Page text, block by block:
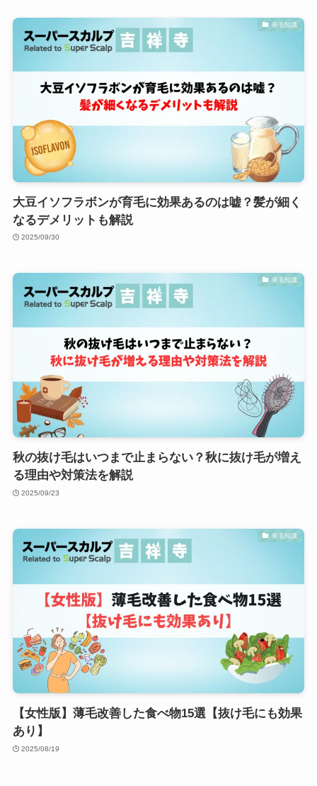
発毛知識
大豆イソフラボンが育毛に効果あるのは嘘？髪が細く
なるデメリットも解説
2025/09/30
発毛知識
秋の抜け毛はいつまで止まらない？秋に抜け毛が増え
る理由や対策法を解説
2025/09/23
発毛知識
【女性版】薄毛改善した食べ物15選【抜け毛にも効果
あり】
2025/08/19